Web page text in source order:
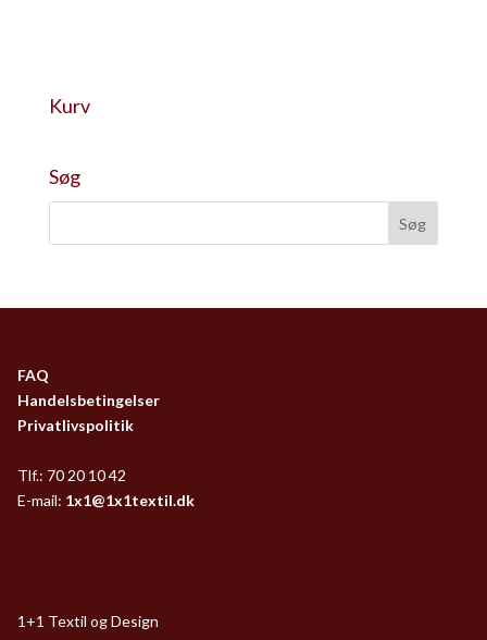
Kurv
Søg
FAQ
Handelsbetingelser
Privatlivspolitik
Tlf.: 70 20 10 42
E-mail: 1x1@1x1textil.dk
1+1 Textil og Design